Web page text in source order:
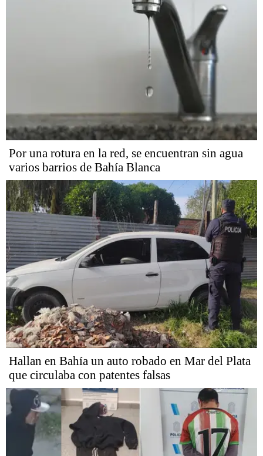
Por una rotura en la red, se encuentran sin agua
varios barrios de Bahía Blanca
Hallan en Bahía un auto robado en Mar del Plata
que circulaba con patentes falsas